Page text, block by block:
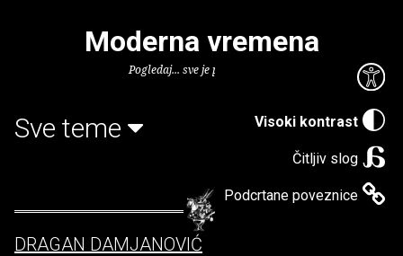
Visoki kontrast
Čitljiv slog
Podcrtane poveznice
Moderna vremena
Pogledaj... sve je puno knjiga.
Sve teme
DRAGAN DAMJANOVIĆ